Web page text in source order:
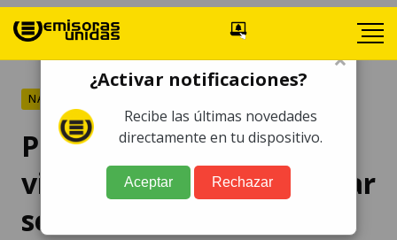
NACIONALES
Presunto asaltante se
viste de mujer para evitar
ser identificado
×
¿Activar notificaciones?
Recibe las últimas novedades
directamente en tu dispositivo.
Aceptar Rechazar